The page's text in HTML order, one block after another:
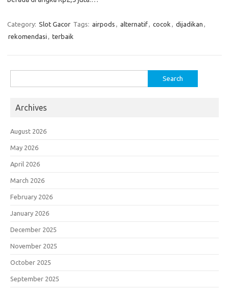
Category: Slot Gacor Tags: airpods , alternatif, cocok , dijadikan ,
rekomendasi , terbaik
for:
Archives
August 2026
May 2026
April 2026
March 2026
February 2026
January 2026
December 2025
November 2025
October 2025
September 2025